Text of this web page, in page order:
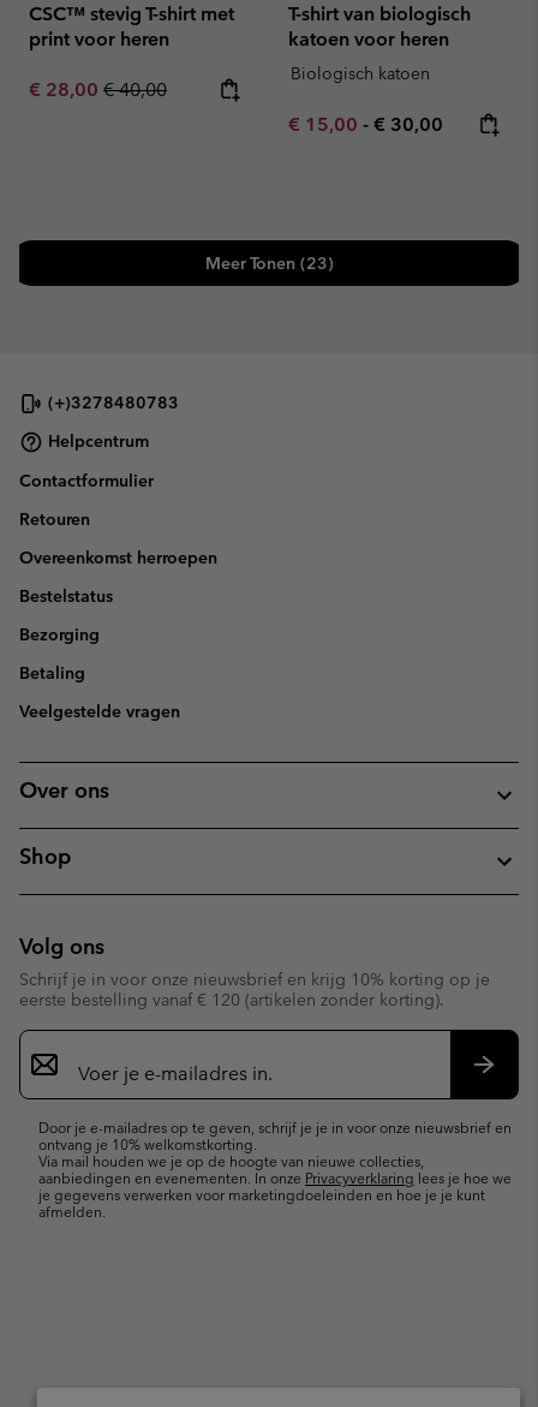
CSC™ stevig T-shirt met
print voor heren
Sale price:
€ 28,00 Regular price:
€ 40,00
T-shirt van biologisch
katoen voor heren
Biologisch katoen
Minimum sale price:
€ 15,00 - Maximum price:
€ 30,00
Meer Tonen (23)
(+)3278480783
Helpcentrum
Contactformulier
Retouren
Overeenkomst herroepen
Bestelstatus
Bezorging
Betaling
Veelgestelde vragen
Over ons
Shop
Volg ons
Schrijf je in voor onze nieuwsbrief en krijg 10% korting op je
eerste bestelling vanaf € 120 (artikelen zonder korting).
Aanmelden
voor
e-
Door je e-mailadres op te geven, schrijf je je in voor onze nieuwsbrief en
ontvang je 10% welkomstkorting.
Via mail houden we je op de hoogte van nieuwe collecties,
aanbiedingen en evenementen. In onze Privacyverklaring lees je hoe we
je gegevens verwerken voor marketingdoeleinden en hoe je je kunt
afmelden.